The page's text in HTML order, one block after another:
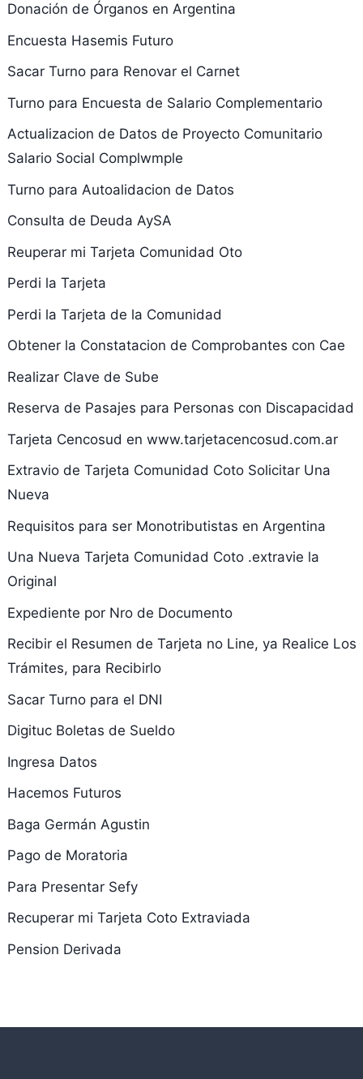
Donación de Órganos en Argentina
Encuesta Hasemis Futuro
Sacar Turno para Renovar el Carnet
Turno para Encuesta de Salario Complementario
Actualizacion de Datos de Proyecto Comunitario
Salario Social Complwmple
Turno para Autoalidacion de Datos
Consulta de Deuda AySA
Reuperar mi Tarjeta Comunidad Oto
Perdi la Tarjeta
Perdi la Tarjeta de la Comunidad
Obtener la Constatacion de Comprobantes con Cae
Realizar Clave de Sube
Reserva de Pasajes para Personas con Discapacidad
Tarjeta Cencosud en www.tarjetacencosud.com.ar
Extravio de Tarjeta Comunidad Coto Solicitar Una
Nueva
Requisitos para ser Monotributistas en Argentina
Una Nueva Tarjeta Comunidad Coto .extravie la
Original
Expediente por Nro de Documento
Recibir el Resumen de Tarjeta no Line, ya Realice Los
Trámites, para Recibirlo
Sacar Turno para el DNI
Digituc Boletas de Sueldo
Ingresa Datos
Hacemos Futuros
Baga Germán Agustin
Pago de Moratoria
Para Presentar Sefy
Recuperar mi Tarjeta Coto Extraviada
Pension Derivada